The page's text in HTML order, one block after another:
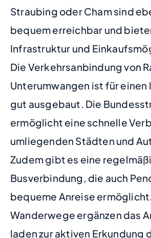
Straubing oder Cham sind
bequem erreichbar und
Infrastruktur und
Die Verkehrsanbindung von
Unterumwangen ist für einen
gut ausgebaut. Die
ermöglicht eine schnelle
umliegenden Städten und
Zudem gibt es eine
Busverbindung, die auch
bequeme Anreise
Wanderwege ergänzen das
laden zur aktiven Erkundung